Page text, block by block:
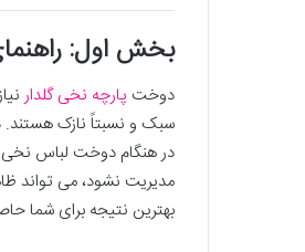
بخش اول:
دوخت پارچه نخی گلدار
سبک و نسبتاً نازک هستند.
در هنگام دوخت لباس نخی
مدیریت نشود، می تواند
بهترین نتیجه برای شما